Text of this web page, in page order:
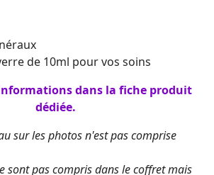
de 10ml pour vos soins
dans la fiche produit
dédiée.
sur les photos n'est pas comprise
sont pas compris dans le coffret mais